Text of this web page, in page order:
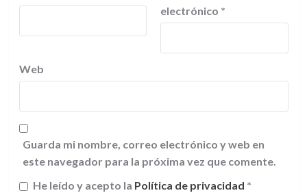
electrónico *
Web
Guarda mi nombre, correo electrónico y web en
este navegador para la próxima vez que comente.
He leído y acepto la Política de privacidad *